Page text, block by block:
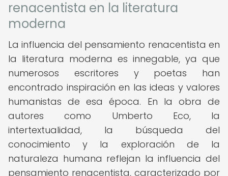
renacentista en la literatura
moderna
La influencia del pensamiento renacentista en
la literatura moderna es innegable, ya que
numerosos escritores y poetas han
encontrado inspiración en las ideas y valores
humanistas de esa época. En la obra de
autores como Umberto Eco, la
intertextualidad, la búsqueda del
conocimiento y la exploración de la
naturaleza humana reflejan la influencia del
pensamiento renacentista, caracterizado por